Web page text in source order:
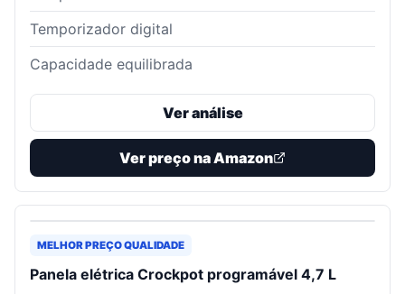
Temporizador digital
Capacidade equilibrada
Ver análise
Ver preço na Amazon
MELHOR PREÇO QUALIDADE
Panela elétrica Crockpot programável 4,7 L